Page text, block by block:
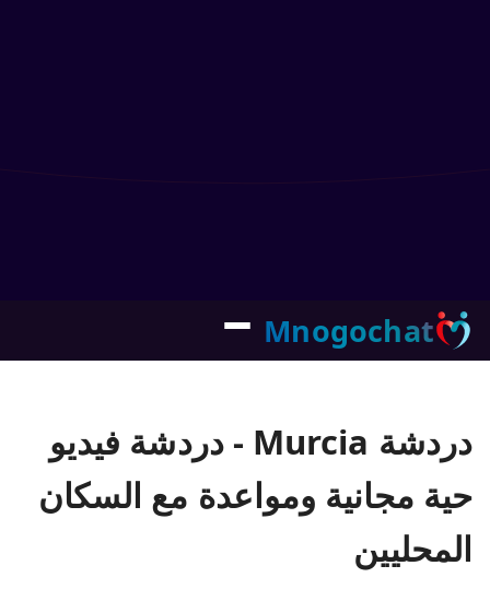
Mnogochat
دردشة Murcia - دردشة فيديو
حية مجانية ومواعدة مع السكان
المحليين